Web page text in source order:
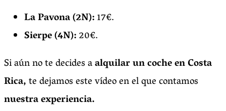
La Pavona (2N):17€.
Sierpe (4N):20€.
Si aún no te decides aalquilar un coche en Costa
Rica,te dejamos este vídeo en el que contamos
nuestra experiencia.